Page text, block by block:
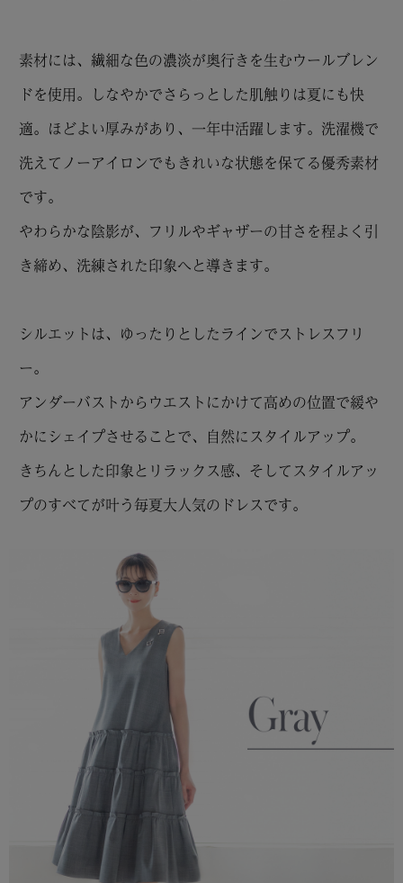
素材には、繊細な色の濃淡が奥行きを生むウールブレン
ドを使用。しなやかでさらっとした肌触りは夏にも快
適。ほどよい厚みがあり、一年中活躍します。洗濯機で
洗えてノーアイロンでもきれいな状態を保てる優秀素材
です。
やわらかな陰影が、フリルやギャザーの甘さを程よく引
き締め、洗練された印象へと導きます。
シルエットは、ゆったりとしたラインでストレスフリ
ー。
アンダーバストからウエストにかけて高めの位置で緩や
かにシェイプさせることで、自然にスタイルアップ。
きちんとした印象とリラックス感、そしてスタイルアッ
プのすべてが叶う毎夏大人気のドレスです。